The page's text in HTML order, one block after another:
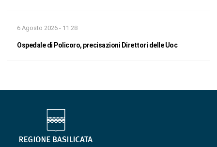
6 Agosto 2026 - 11:28
Ospedale di Policoro, precisazioni Direttori delle Uoc